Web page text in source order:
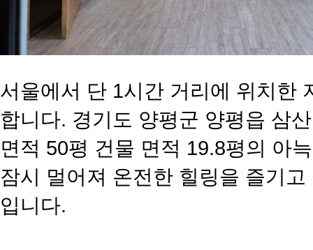
서울에서 단 1시간 거리에 위치한
합니다. 경기도 양평군 양평읍 삼
면적 50평 건물 면적 19.8평의 아
잠시 멀어져 온전한 힐링을 즐기
입니다.